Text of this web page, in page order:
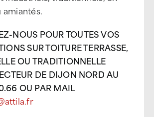
NOUS POUR TOUTES VOS
SUR TOITURE TERRASSE,
OU TRADITIONNELLE
DE DIJON NORD AU
OU PAR MAIL